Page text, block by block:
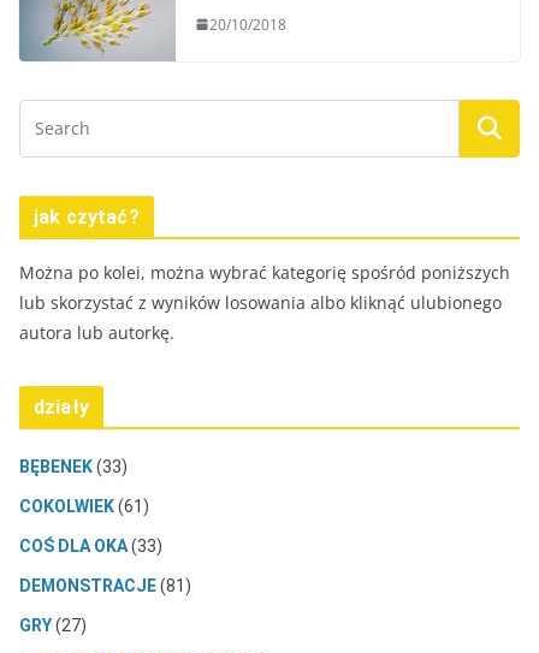
20/10/2018
jak czytać?
Można po kolei, można wybrać kategorię spośród poniższych
lub skorzystać z wyników losowania albo kliknąć ulubionego
autora lub autorkę.
działy
BĘBENEK(33)
COKOLWIEK(61)
COŚ DLA OKA(33)
DEMONSTRACJE(81)
GRY(27)